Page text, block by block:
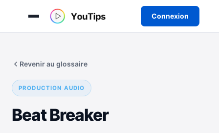
Connexion
contenu
PRODUCTION AUDIO
Beat Breaker
Revenir au glossaire